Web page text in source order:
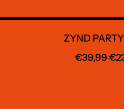
ZYND
NORMALER
€39,99€23,99